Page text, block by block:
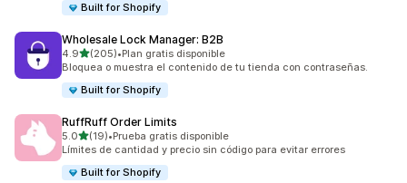
Built for Shopify
Wholesale Lock Manager: B2B
4.9de 5 estrellas
(205)
205 reseñas en total
•Plan gratis disponible
Bloquea o muestra el contenido de tu tienda con contraseñas.
Built for Shopify
RuffRuff Order Limits
5.0de 5 estrellas
(19)
19 reseñas en total
•Prueba gratis disponible
Límites de cantidad y precio sin código para evitar errores
Built for Shopify